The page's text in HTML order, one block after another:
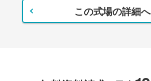
この式場の詳細へ